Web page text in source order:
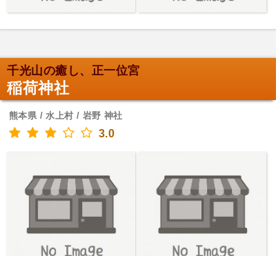
千光山の癒し、正一位宮
稲荷神社
熊本県 / 水上村 / 岩野 神社
3.0